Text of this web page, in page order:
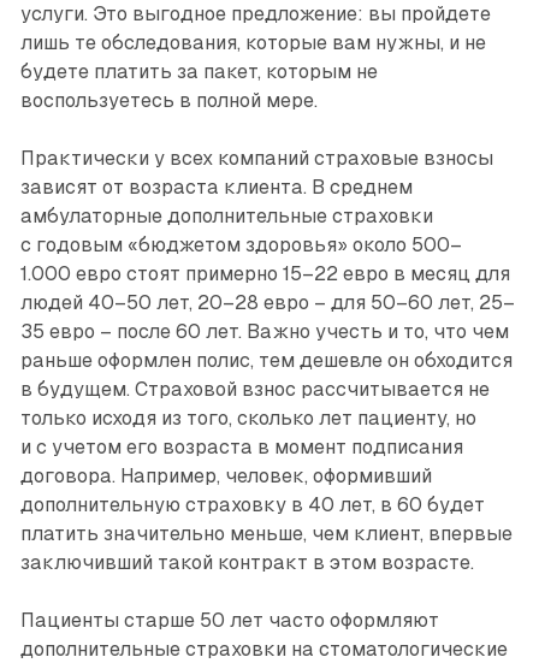
услуги. Это выгодное предложение: вы пройдете
лишь те обследования, которые вам нужны, и не
будете платить за пакет, которым не
воспользуетесь в полной мере.
Практически у всех компаний страховые взносы
зависят от возраста клиента. В среднем
амбулаторные дополнительные страховки
с годовым «бюджетом здоровья» около 500–
1.000 евро стоят примерно 15–22 евро в месяц для
людей 40–50 лет, 20–28 евро – для 50–60 лет, 25–
35 евро – после 60 лет. Важно учесть и то, что чем
раньше оформлен полис, тем дешевле он обходится
в будущем. Страховой взнос рассчитывается не
только исходя из того, сколько лет пациенту, но
и с учетом его возраста в момент подписания
договора. Например, человек, оформивший
дополнительную страховку в 40 лет, в 60 будет
платить значительно меньше, чем клиент, впервые
заключивший такой контракт в этом возрасте.
Пациенты старше 50 лет часто оформляют
дополнительные страховки на стоматологические